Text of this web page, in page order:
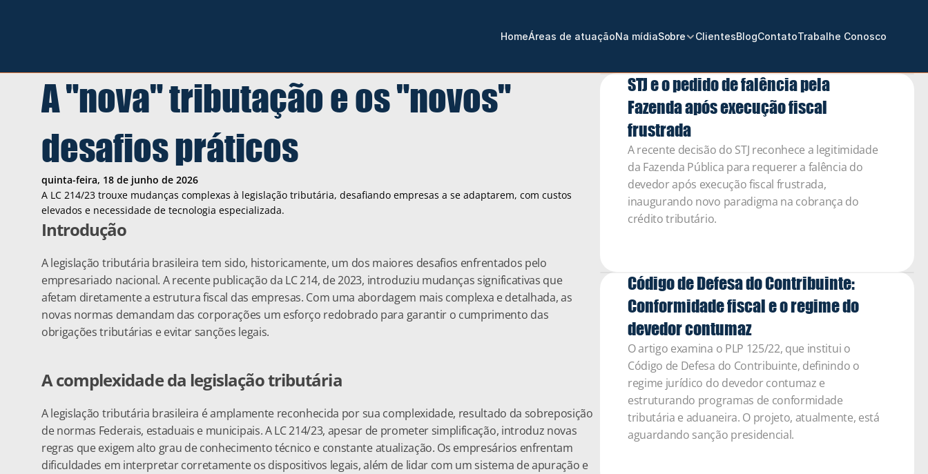
HomeÁreas de atuaçãoNa mídia ClientesBlogContato
Sobre Trabalhe Conosco
A "nova" tributação e os "novos"
desafios práticos
quinta-feira, 18 de junho de 2026
A LC 214/23 trouxe mudanças complexas à legislação tributária, desafiando empresas a se adaptarem, com custos
elevados e necessidade de tecnologia especializada.
Introdução
A legislação tributária brasileira tem sido, historicamente, um dos maiores desafios enfrentados pelo
empresariado nacional. A recente publicação da LC 214, de 2023, introduziu mudanças significativas que
afetam diretamente a estrutura fiscal das empresas. Com uma abordagem mais complexa e detalhada, as
novas normas demandam das corporações um esforço redobrado para garantir o cumprimento das
obrigações tributárias e evitar sanções legais.
A complexidade da legislação tributária
A legislação tributária brasileira é amplamente reconhecida por sua complexidade, resultado da sobreposição
de normas Federais, estaduais e municipais. A LC 214/23, apesar de prometer simplificação, introduz novas
regras que exigem alto grau de conhecimento técnico e constante atualização. Os empresários enfrentam
dificuldades em interpretar corretamente os dispositivos legais, além de lidar com um sistema de apuração e
STJ e o pedido de falência pela
Fazenda após execução fiscal
frustrada
A recente decisão do STJ reconhece a legitimidade
da Fazenda Pública para requerer a falência do
devedor após execução fiscal frustrada,
inaugurando novo paradigma na cobrança do
crédito tributário.
Código de Defesa do Contribuinte:
Conformidade fiscal e o regime do
devedor contumaz
O artigo examina o PLP 125/22, que institui o
Código de Defesa do Contribuinte, definindo o
regime jurídico do devedor contumaz e
estruturando programas de conformidade
tributária e aduaneira. O projeto, atualmente, está
aguardando sanção presidencial.